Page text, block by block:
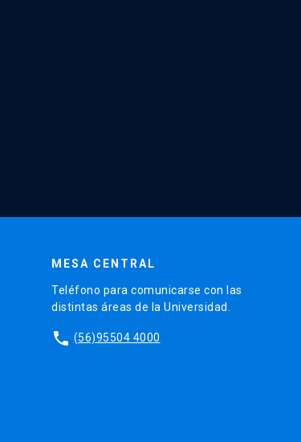
MESA CENTRAL
Teléfono para comunicarse con las
distintas áreas de la Universidad.
phone (56)95504 4000